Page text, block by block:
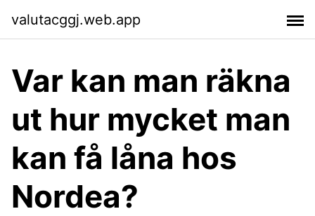
valutacggj.web.app
Var kan man räkna
ut hur mycket man
kan få låna hos
Nordea?